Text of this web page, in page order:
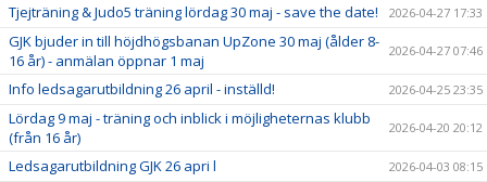
Tjejträning & Judo5 träning lördag 30 maj - save the date! 2026-04-27 17:33
GJK bjuder in till höjdhögsbanan UpZone 30 maj (ålder 8-
16 år) - anmälan öppnar 1 maj
2026-04-27 07:46
Info ledsagarutbildning 26 april - inställd! 2026-04-25 23:35
Lördag 9 maj - träning och inblick i möjligheternas klubb
(från 16 år)
2026-04-20 20:12
Ledsagarutbildning GJK 26 apri l 2026-04-03 08:15